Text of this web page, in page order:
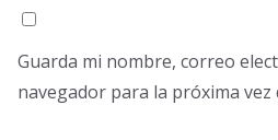
Guarda mi nombre, correo
navegador para la próxima vez